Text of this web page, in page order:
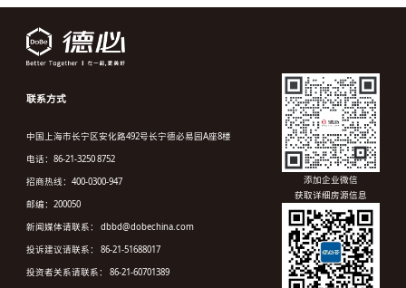
联系方式
中国上海市长宁区安化路492号长宁德必易园A座8楼
电话：86-21-3250 8752
招商热线：400-0300-947
邮编：200050
新闻媒体请联系： dbbd@dobechina.com
投诉建议请联系： 86-21-51688017
投资者关系请联系： 86-21-60701389
添加企业微信
获取详细房源信息